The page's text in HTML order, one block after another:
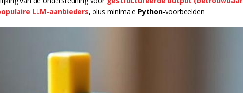
LLM-aanbieders, plus minimale Python-voorbeelden